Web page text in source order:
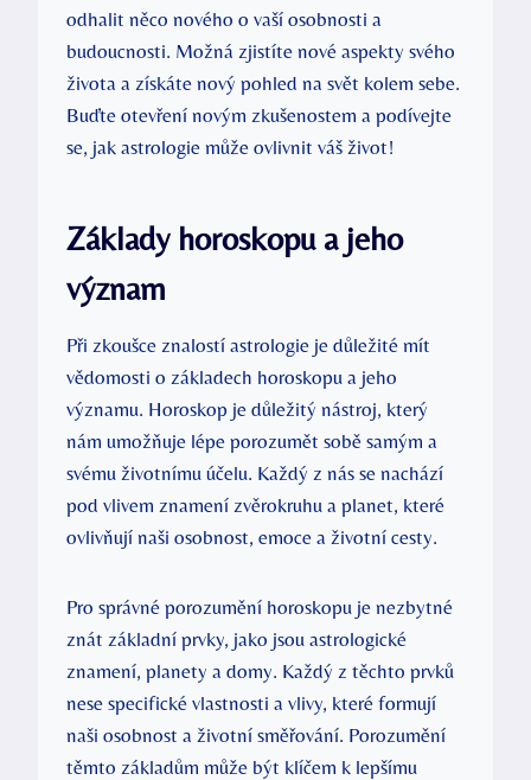
odhalit něco nového o vaší osobnosti a
budoucnosti.⁣ Možná zjistíte nové aspekty svého
života a získáte nový pohled na svět kolem sebe. ​
Buďte otevření novým zkušenostem ⁣a podívejte
se, jak astrologie ‍může ovlivnit váš život!
Základy horoskopu a jeho
význam
Při zkoušce znalostí astrologie je důležité mít
vědomosti o základech horoskopu a jeho
významu.​ Horoskop je důležitý nástroj, který
nám⁢ umožňuje lépe porozumět sobě samým a
svému životnímu účelu.⁤ Každý z nás se nachází
pod vlivem znamení zvěrokruhu a planet, které
ovlivňují naši osobnost, emoce a životní cesty.
Pro správné porozumění horoskopu je nezbytné
znát ‍základní prvky, jako jsou astrologické
znamení, planety a domy. Každý z těchto prvků
nese specifické vlastnosti a vlivy, které formují
naši osobnost a‍ životní směřování. Porozumění
těmto základům může být klíčem k lepšímu